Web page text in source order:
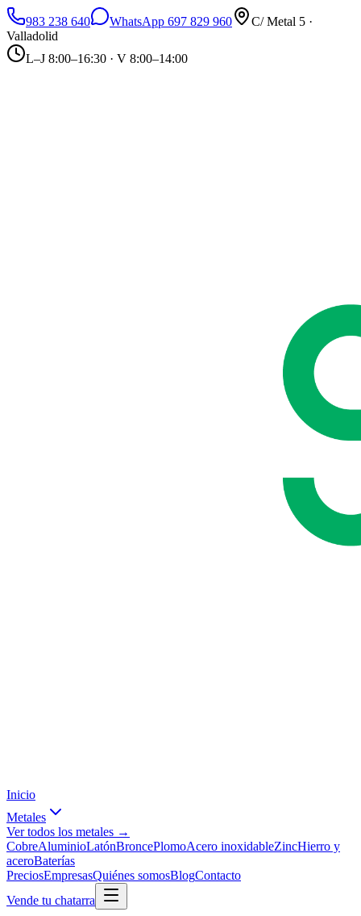
983 238 640 WhatsApp 697 829 960
C/ Metal 5 ·
Valladolid
L–J 8:00–16:30 · V 8:00–14:00
Inicio
Metales
Ver todos los metales →
CobreAluminioLatónBroncePlomoAcero inoxidableZincHierro y
aceroBaterías
PreciosEmpresasQuiénes somosBlogContacto
Vende tu chatarra